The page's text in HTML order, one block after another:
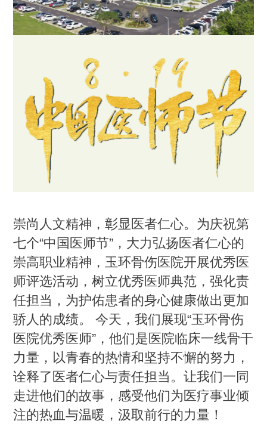
崇尚人文精神，彰显医者仁心。为庆祝第
七个“中国医师节”，大力弘扬医者仁心的
崇高职业精神，玉环骨伤医院开展优秀医
师评选活动，树立优秀医师典范，强化责
任担当，为护佑患者的身心健康做出更加
骄人的成绩。 今天，我们展现“玉环骨伤
医院优秀医师”，他们是医院临床一线骨干
力量，以青春的热情和坚持不懈的努力，
诠释了医者仁心与责任担当。让我们一同
走进他们的故事，感受他们为医疗事业倾
注的热血与温暖，汲取前行的力量！